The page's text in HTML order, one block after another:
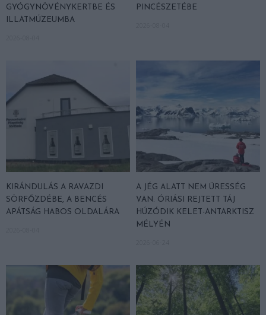
GYÓGYNÖVÉNYKERTBE ÉS
ILLATMÚZEUMBA
PINCÉSZETÉBE
KIRÁNDULÁS A RAVAZDI
SÖRFŐZDÉBE, A BENCÉS
APÁTSÁG HABOS OLDALÁRA
A JÉG ALATT NEM ÜRESSÉG
VAN: ÓRIÁSI REJTETT TÁJ
HÚZÓDIK KELET-ANTARKTISZ
MÉLYÉN